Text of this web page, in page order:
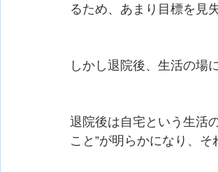
るため、あまり目標を見
しかし退院後、生活の場
退院後は自宅という生活
こと”が明らかになり、